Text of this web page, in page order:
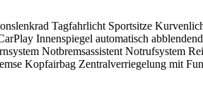
Tagfahrlicht Sportsitze
Innenspiegel automatisch
Notbremsassistent Notrufsystem
Kopfairbag Zentralverriegelung mit